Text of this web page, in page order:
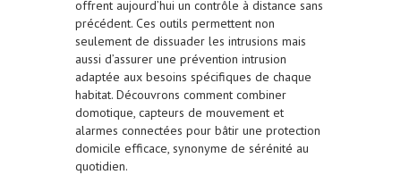
offrent aujourd’hui un contrôle à distance sans
précédent. Ces outils permettent non
seulement de dissuader les intrusions mais
aussi d’assurer une prévention intrusion
adaptée aux besoins spécifiques de chaque
habitat. Découvrons comment combiner
domotique, capteurs de mouvement et
alarmes connectées pour bâtir une protection
domicile efficace, synonyme de sérénité au
quotidien.